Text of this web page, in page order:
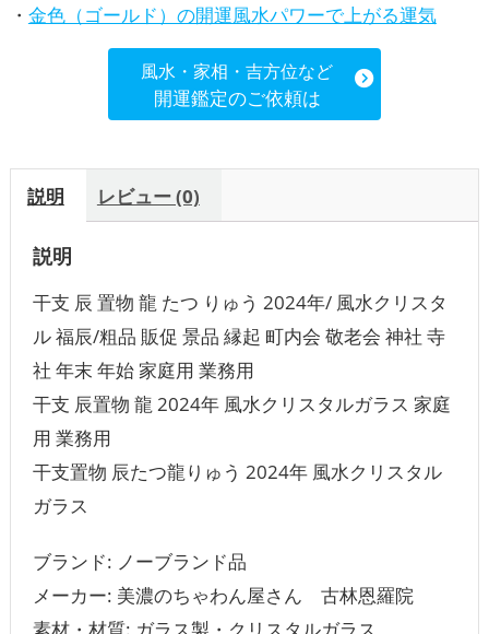
・ 金色（ゴールド）の開運風水パワーで上がる運気
風水・家相・吉方位など
開運鑑定のご依頼は
説明 レビュー (0)
説明
干支 辰 置物 龍 たつ りゅう 2024年/ 風水クリスタ
ル 福辰/粗品 販促 景品 縁起 町内会 敬老会 神社 寺
社 年末 年始 家庭用 業務用
干支 辰置物 龍 2024年 風水クリスタルガラス 家庭
用 業務用
干支置物 辰たつ龍りゅう 2024年 風水クリスタル
ガラス
ブランド: ノーブランド品
メーカー: 美濃のちゃわん屋さん 古林恩羅院